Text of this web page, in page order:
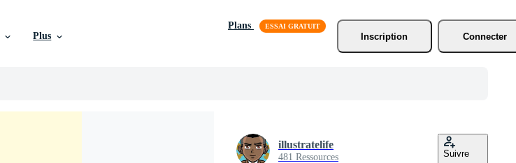
Plus
Plans
Inscription
Connecter
illustratelife
481 Ressources Suivre